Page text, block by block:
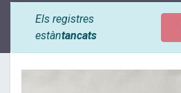
Els registres
estàntancats